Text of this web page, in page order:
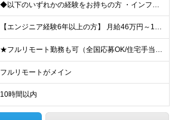
◆以下のいずれかの経験をお持ちの方 ・インフラ設計・構築の実務経験（オンプレ/クラウドどちらもOK） ・クラウド環境下での運用保守に関する実務経験 ◆学歴不問 ＜こんな方は特に歓迎します＞ ◎これま
【エンジニア経験6年以上の方】 月給46万円～100万円（固定残業代含む） ※上記月給には月30時間分の固定残業代（月8万7,400円～月19万円）を含む。超過分は全額支給。 【エンジニア経験4年以
★フルリモート勤務も可（全国応募OK/住宅手当を支給します） ※案件によって常駐が必要になる場合があります。 ※希望がない限り、転勤はありません ※U・Iターン歓迎 ★ルトラの社員は全国各地で活躍中
フルリモートがメイン
10時間以内